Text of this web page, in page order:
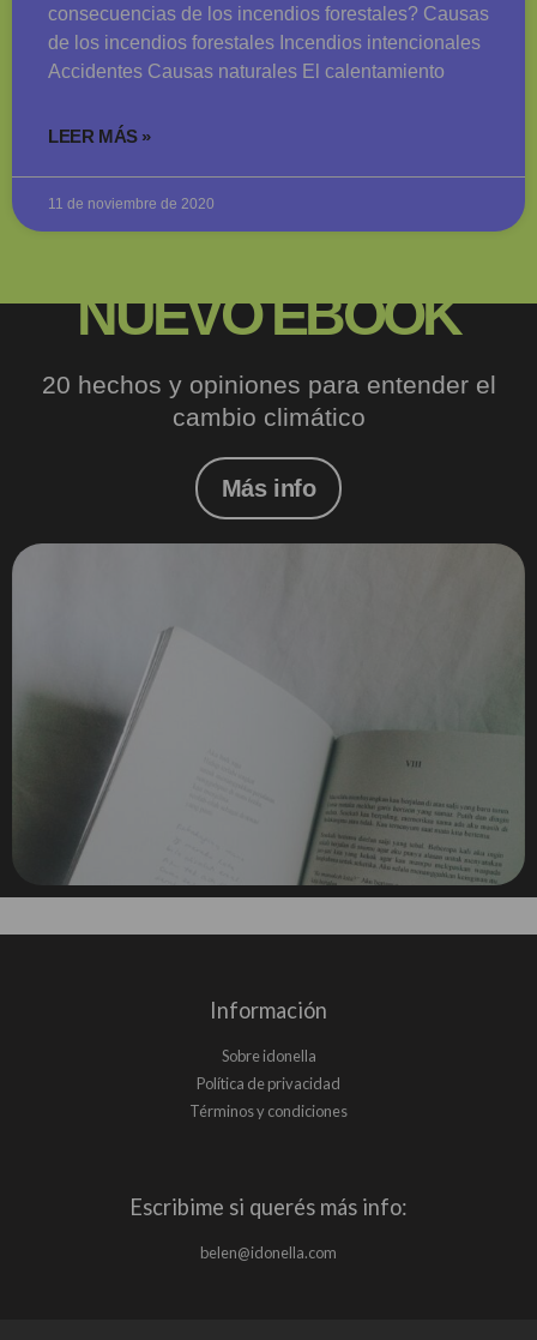
consecuencias de los incendios forestales? Causas
de los incendios forestales Incendios intencionales
Accidentes Causas naturales El calentamiento
LEER MÁS »
11 de noviembre de 2020
NUEVO EBOOK
20 hechos y opiniones para entender el
cambio climático
Más info
Información
Sobre idonella
Política de privacidad
Términos y condiciones
Escribime si querés más info:
belen@idonella.com